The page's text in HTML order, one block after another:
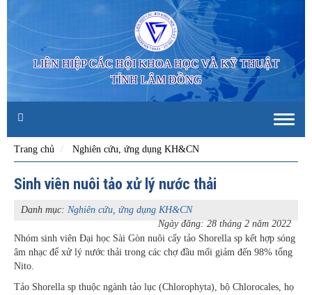
LIÊN HIỆP CÁC HỘI KHOA HỌC VÀ KỸ THUẬT
TỈNH LÂM ĐỒNG
Toggle
Trang chủ
Nghiên cứu, ứng dụng KH&CN
Sinh viên nuôi tảo xử lý nước thải
Danh mục: Nghiên cứu, ứng dụng KH&CN
Ngày đăng: 28 tháng 2 năm 2022
Nhóm sinh viên Đại học Sài Gòn nuôi cấy tảo Shorella sp kết hợp sóng
âm nhạc để xử lý nước thải trong các chợ đầu mối giảm đến 98% tổng
Nito.
Tảo Shorella sp thuộc ngành tảo lục (Chlorophyta), bộ Chlorocales, họ